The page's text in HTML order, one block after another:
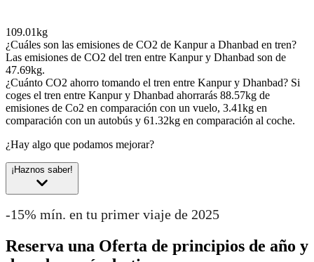
109.01kg
¿Cuáles son las emisiones de CO2 de Kanpur a Dhanbad en tren?
Las emisiones de CO2 del tren entre Kanpur y Dhanbad son de
47.69kg.
¿Cuánto CO2 ahorro tomando el tren entre Kanpur y Dhanbad? Si
coges el tren entre Kanpur y Dhanbad ahorrarás 88.57kg de
emisiones de Co2 en comparación con un vuelo, 3.41kg en
comparación con un autobús y 61.32kg en comparación al coche.
¿Hay algo que podamos mejorar?
¡Haznos saber!
-15% mín. en tu primer viaje de 2025
Reserva una Oferta de principios de año y